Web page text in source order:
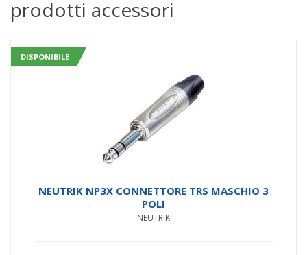
prodotti accessori
DISPONIBILE
NEUTRIK NP3X CONNETTORE TRS MASCHIO 3
POLI
NEUTRIK